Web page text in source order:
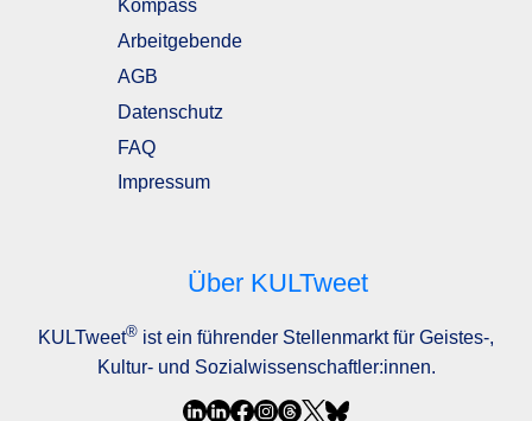
Kompass
Arbeitgebende
AGB
Datenschutz
FAQ
Impressum
Über KULTweet
KULTweet® ist ein führender Stellenmarkt für Geistes-,
Kultur- und Sozialwissenschaftler:innen.